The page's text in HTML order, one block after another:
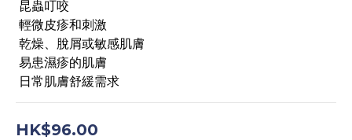
昆蟲叮咬
輕微皮疹和刺激
乾燥、脫屑或敏感肌膚
易患濕疹的肌膚
日常肌膚舒緩需求
HK$96.00